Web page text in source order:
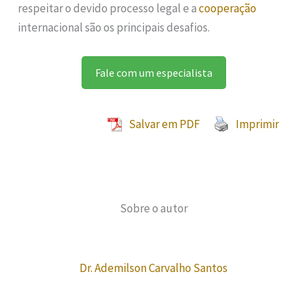
respeitar o devido processo legal e acooperação
internacional são os principais desafios.
Fale com um especialista
Salvar em PDF Imprimir
Sobre o autor
Dr. Ademilson Carvalho Santos